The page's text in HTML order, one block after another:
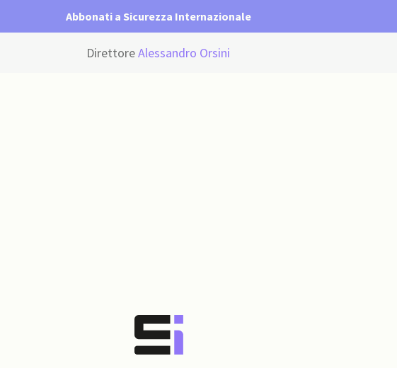
Abbonati a Sicurezza Internazionale
DirettoreAlessandro Orsini